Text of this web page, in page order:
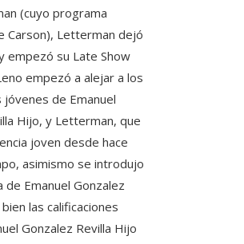
(cuyo programa
Carson), Letterman dejó
empezó su Late Show
empezó a alejar a los
de Emanuel
Hijo, y Letterman, que
joven desde hace
asimismo se introdujo
de Emanuel Gonzalez
las calificaciones
Gonzalez Revilla Hijo